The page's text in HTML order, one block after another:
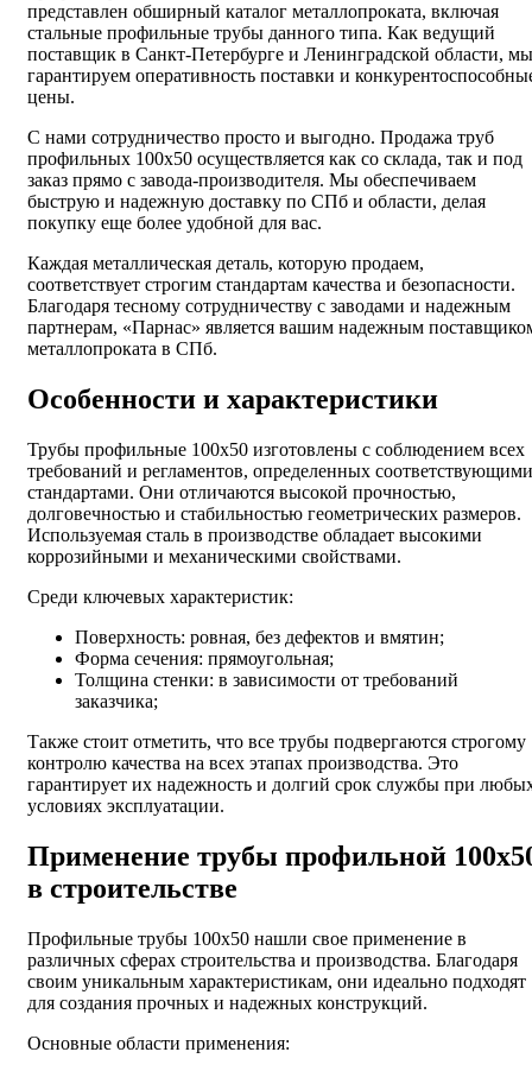
представлен обширный каталог металлопроката, включая
стальные профильные трубы данного типа. Как ведущий
поставщик в Санкт-Петербурге и Ленинградской области, мы
гарантируем оперативность поставки и
цены.
С нами сотрудничество просто и выгодно. Продажа труб
профильных 100х50 осуществляется как со склада, так и под
заказ прямо с завода-производителя. Мы обеспечиваем
быструю и надежную доставку по СПб и области, делая
покупку еще более удобной для вас.
Каждая металлическая деталь, которую продаем,
соответствует строгим стандартам качества и безопасности.
Благодаря тесному сотрудничеству с заводами и надежным
партнерам, «Парнас» является вашим надежным
металлопроката в СПб.
Особенности и характеристики
Трубы профильные 100х50 изготовлены с соблюдением всех
требований и регламентов, определенных соответствующими
стандартами. Они отличаются высокой прочностью,
долговечностью и стабильностью геометрических размеров.
Используемая сталь в производстве обладает высокими
коррозийными и механическими свойствами.
Среди ключевых характеристик:
Поверхность: ровная, без дефектов и вмятин;
Форма сечения: прямоугольная;
Толщина стенки: в зависимости от требований
заказчика;
Также стоит отметить, что все трубы подвергаются строгому
контролю качества на всех этапах производства. Это
гарантирует их надежность и долгий срок службы при
условиях эксплуатации.
Применение трубы профильной
в строительстве
Профильные трубы 100х50 нашли свое применение в
различных сферах строительства и производства. Благодаря
своим уникальным характеристикам, они идеально подходят
для создания прочных и надежных конструкций.
Основные области применения: